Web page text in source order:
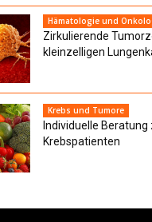
Hämatologie und
Zirkulierende
kleinzelligen
Krebs und Tumore
Individuelle
Krebspatienten